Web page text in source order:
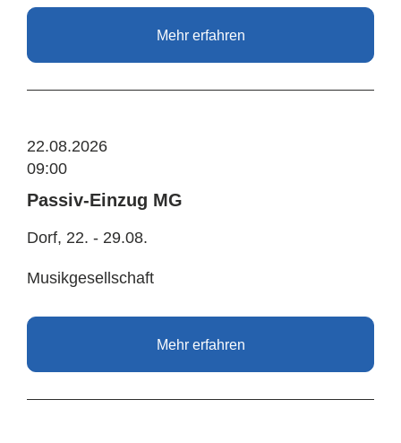
Mehr erfahren
22.08.2026
09:00
Passiv-Einzug MG
Dorf, 22. - 29.08.
Musikgesellschaft
Mehr erfahren